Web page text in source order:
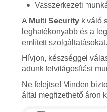
Vasszerkezeti
A Multi Securitykiváló
leghatékonyabb és a
említett szolgáltatásokat.
Hívjon, készséggel
adunk felvilágosítást
Ne felejtse! Minden
által megfizethető áron